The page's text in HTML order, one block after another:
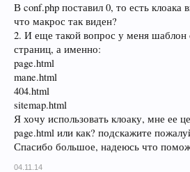
В conf.php поставил 0, то есть клоака
что макрос так виден?
2. И еще такой вопрос у меня шаблон
страниц, а именно:
page.html
mane.html
404.html
sitemap.html
Я хочу использовать клоаку, мне ее
page.html или как? подскажите
Спасибо большое, надеюсь что
04.11.14